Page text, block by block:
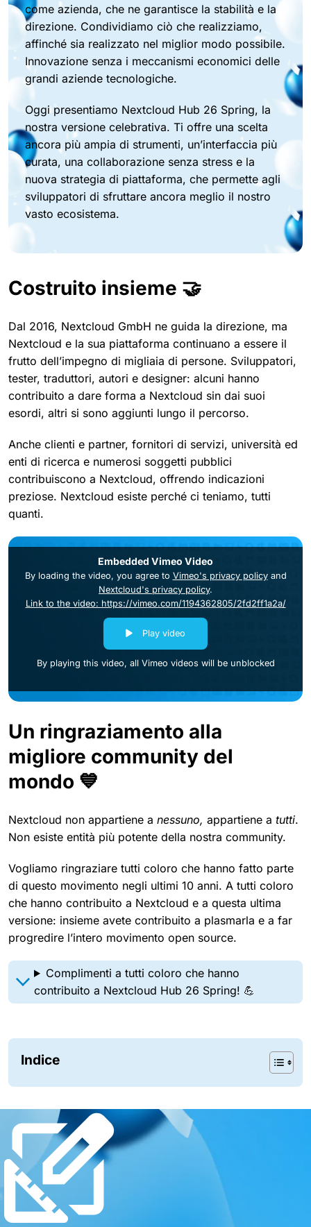
come azienda, che ne garantisce la stabilità e la
direzione. Condividiamo ciò che realizziamo,
affinché sia realizzato nel miglior modo possibile.
Innovazione senza i meccanismi economici delle
grandi aziende tecnologiche.
Oggi presentiamo Nextcloud Hub 26 Spring, la
nostra versione celebrativa. Ti offre una scelta
ancora più ampia di strumenti, un’interfaccia più
curata, una collaborazione senza stress e la
nuova strategia di piattaforma, che permette agli
sviluppatori di sfruttare ancora meglio il nostro
vasto ecosistema.
Costruito insieme 🤝
Dal 2016, Nextcloud GmbH ne guida la direzione, ma
Nextcloud e la sua piattaforma continuano a essere il
frutto dell’impegno di migliaia di persone. Sviluppatori,
tester, traduttori, autori e designer: alcuni hanno
contribuito a dare forma a Nextcloud sin dai suoi
esordi, altri si sono aggiunti lungo il percorso.
Anche clienti e partner, fornitori di servizi, università ed
enti di ricerca e numerosi soggetti pubblici
contribuiscono a Nextcloud, offrendo indicazioni
preziose. Nextcloud esiste perché ci teniamo, tutti
quanti.
Embedded Vimeo Video
By loading the video, you agree to Vimeo's privacy policyand
Nextcloud's privacy policy.
Link to the video: https://vimeo.com/1194362805/2fd2ff1a2a/
Play video
By playing this video, all Vimeo videos will be unblocked
Un ringraziamento alla
migliore community del
mondo 💙
Nextcloud non appartiene a nessuno, appartiene a tutti.
Non esiste entità più potente della nostra community.
Vogliamo ringraziare tutti coloro che hanno fatto parte
di questo movimento negli ultimi 10 anni. A tutti coloro
che hanno contribuito a Nextcloud e a questa ultima
versione: insieme avete contribuito a plasmarla e a far
progredire l’intero movimento open source.
Complimenti a tutti coloro che hanno
contribuito a Nextcloud Hub 26 Spring! 💪
Indice